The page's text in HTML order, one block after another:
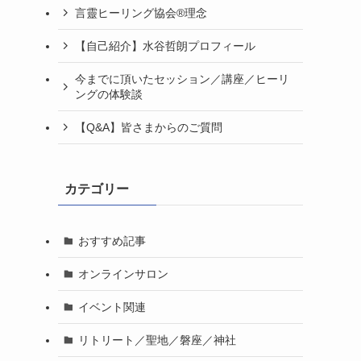
言靈ヒーリング協会®理念
【自己紹介】水谷哲朗プロフィール
今までに頂いたセッション／講座／ヒーリ
ングの体験談
【Q&A】皆さまからのご質問
カテゴリー
おすすめ記事
オンラインサロン
イベント関連
リトリート／聖地／磐座／神社